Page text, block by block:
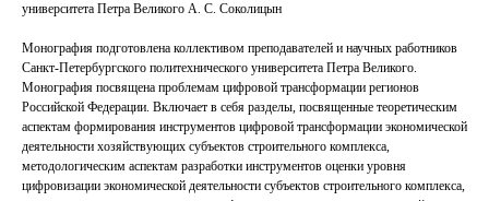
университета Петра Великого А. С. Соколицын
Монография подготовлена коллективом преподавателей и научных работников
Санкт-Петербургского политехнического университета Петра Великого.
Монография посвящена проблемам цифровой трансформации регионов
Российской Федерации. Включает в себя разделы, посвященные теоретическим
аспектам формирования инструментов цифровой трансформации экономической
деятельности хозяйствующих субъектов строительного комплекса,
методологическим аспектам разработки инструментов оценки уровня
цифровизации экономической деятельности субъектов строительного комплекса,